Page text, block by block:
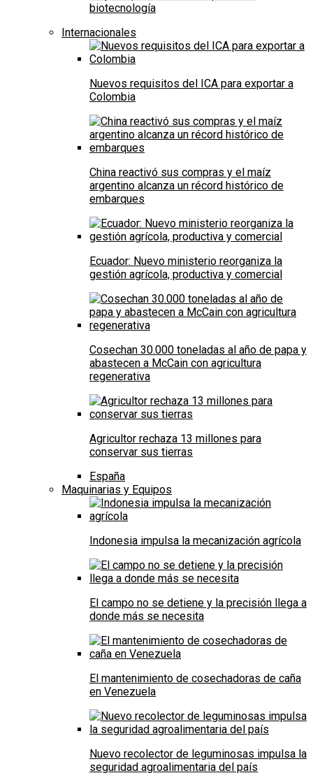
biotecnología
Internacionales
Nuevos requisitos del ICA para exportar a
Colombia
China reactivó sus compras y el maíz
argentino alcanza un récord histórico de
embarques
Ecuador: Nuevo ministerio reorganiza la
gestión agrícola, productiva y comercial
Cosechan 30.000 toneladas al año de papa y
abastecen a McCain con agricultura
regenerativa
Agricultor rechaza 13 millones para
conservar sus tierras
España
Maquinarias y Equipos
Indonesia impulsa la mecanización agrícola
El campo no se detiene y la precisión llega a
donde más se necesita
El mantenimiento de cosechadoras de caña
en Venezuela
Nuevo recolector de leguminosas impulsa la
seguridad agroalimentaria del país